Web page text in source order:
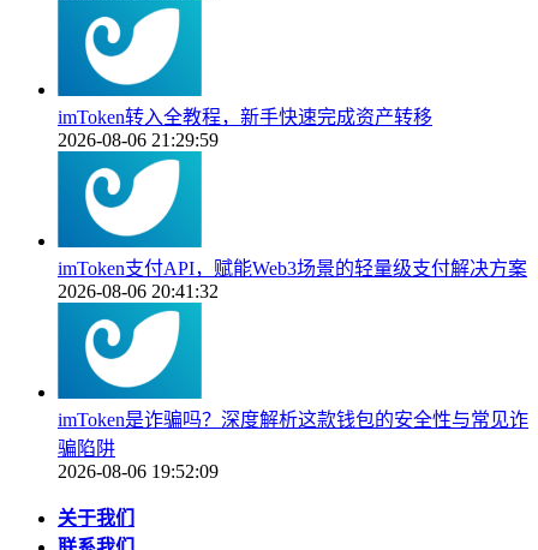
imToken转入全教程，新手快速完成资产转移
2026-08-06 21:29:59
imToken支付API，赋能Web3场景的轻量级支付解决方案
2026-08-06 20:41:32
imToken是诈骗吗？深度解析这款钱包的安全性与常见诈
骗陷阱
2026-08-06 19:52:09
关于我们